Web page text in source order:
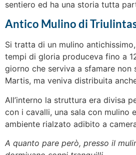
sentiero ed ha una storia tutta
Antico Mulino di
Si tratta di un mulino
tempi di gloria produceva fino a
giorno che serviva a sfamare
Martis, ma veniva distribuita
All’interno la struttura era divisa
con i cavalli, una sala con mulino
ambiente rialzato adibito a
A quanto pare però, presso il